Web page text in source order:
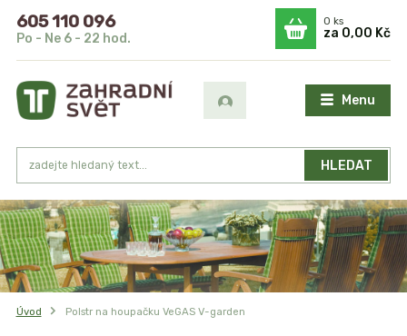
Menu
HLEDAT
605 110 096
Po - Ne 6 - 22 hod.
0ks
za 0,00 Kč
Úvod Polstr na houpačku VeGAS V-garden